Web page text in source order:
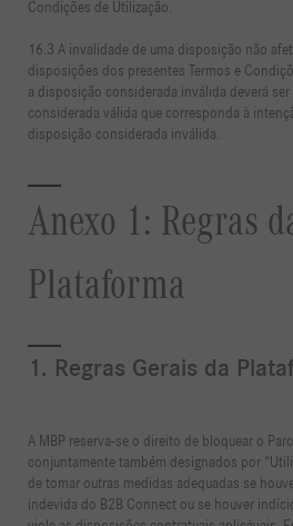
Condições de Utilização.
16.3 A invalidade de uma disposição não
disposições dos presentes Termos e
a disposição considerada inválida deverá
considerada válida que corresponda à
disposição considerada inválida.
Anexo 1: Regras
Plataforma
1. Regras Gerais da
A MBP reserva-se o direito de bloquear o
conjuntamente também designados por
de tomar outras medidas adequadas se
indevida do B2B Connect ou se houver